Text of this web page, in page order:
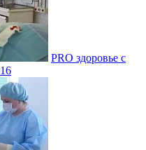
PRO здоровье с